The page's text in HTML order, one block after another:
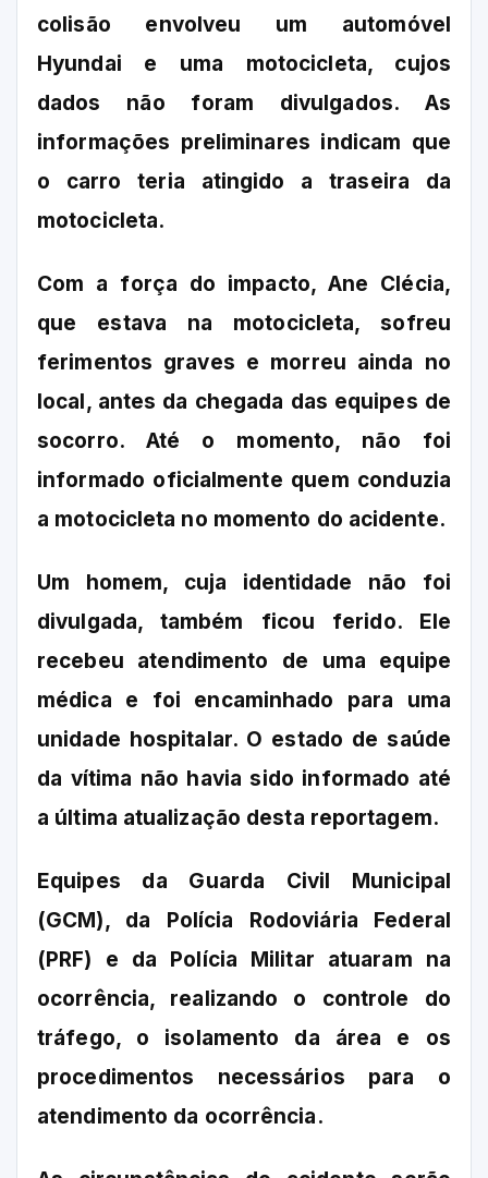
colisão envolveu um automóvel
Hyundai e uma motocicleta, cujos
dados não foram divulgados. As
informações preliminares indicam que
o carro teria atingido a traseira da
motocicleta.
Com a força do impacto, Ane Clécia,
que estava na motocicleta, sofreu
ferimentos graves e morreu ainda no
local, antes da chegada das equipes de
socorro. Até o momento, não foi
informado oficialmente quem conduzia
a motocicleta no momento do acidente.
Um homem, cuja identidade não foi
divulgada, também ficou ferido. Ele
recebeu atendimento de uma equipe
médica e foi encaminhado para uma
unidade hospitalar. O estado de saúde
da vítima não havia sido informado até
a última atualização desta reportagem.
Equipes da Guarda Civil Municipal
(GCM), da Polícia Rodoviária Federal
(PRF) e da Polícia Militar atuaram na
ocorrência, realizando o controle do
tráfego, o isolamento da área e os
procedimentos necessários para o
atendimento da ocorrência.